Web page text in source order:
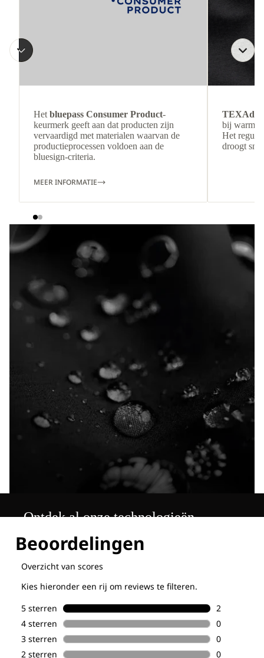
Het bluepass Consumer Product-
keurmerk geeft aan dat producten zijn
vervaardigd met materialen waarvan de
productieprocessen voldoen aan de
bluesign-criteria.
MEER INFORMATIE
TEXAdri
bij warmer
Het
droogt
Ontdek al onze technologieën